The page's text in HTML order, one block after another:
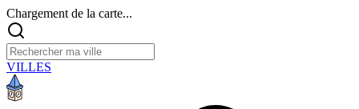
Chargement de la carte...
VILLES